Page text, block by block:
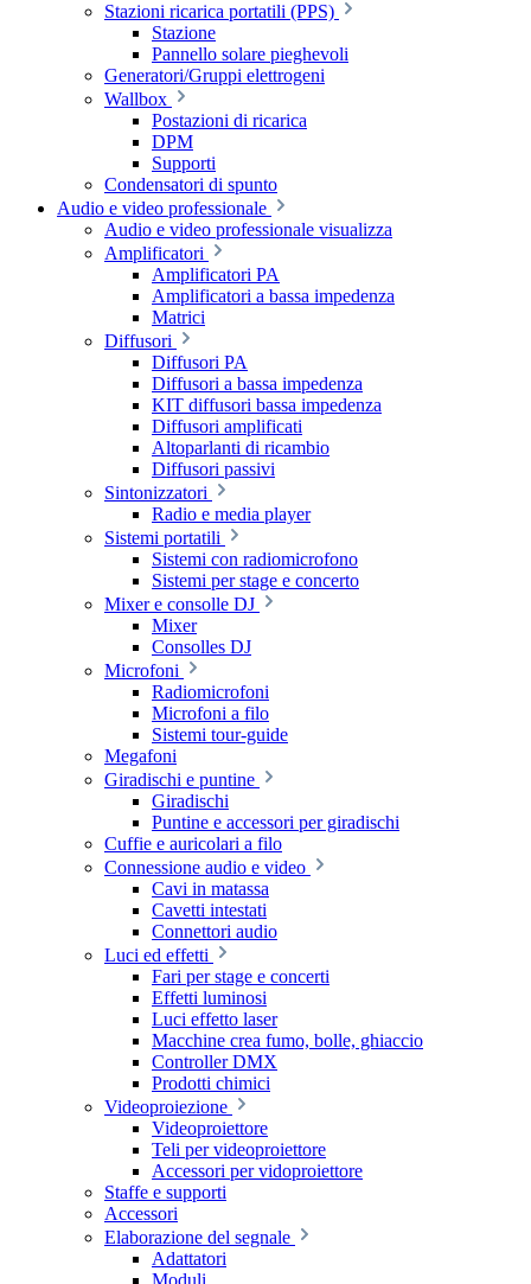
Stazioni ricarica portatili (PPS)
Stazione
Pannello solare pieghevoli
Generatori/Gruppi elettrogeni
Wallbox
Postazioni di ricarica
DPM
Supporti
Condensatori di spunto
Audio e video professionale
Audio e video professionale visualizza
Amplificatori
Amplificatori PA
Amplificatori a bassa impedenza
Matrici
Diffusori
Diffusori PA
Diffusori a bassa impedenza
KIT diffusori bassa impedenza
Diffusori amplificati
Altoparlanti di ricambio
Diffusori passivi
Sintonizzatori
Radio e media player
Sistemi portatili
Sistemi con radiomicrofono
Sistemi per stage e concerto
Mixer e consolle DJ
Mixer
Consolles DJ
Microfoni
Radiomicrofoni
Microfoni a filo
Sistemi tour-guide
Megafoni
Giradischi e puntine
Giradischi
Puntine e accessori per giradischi
Cuffie e auricolari a filo
Connessione audio e video
Cavi in matassa
Cavetti intestati
Connettori audio
Luci ed effetti
Fari per stage e concerti
Effetti luminosi
Luci effetto laser
Macchine crea fumo, bolle, ghiaccio
Controller DMX
Prodotti chimici
Videoproiezione
Videoproiettore
Teli per videoproiettore
Accessori per vidoproiettore
Staffe e supporti
Accessori
Elaborazione del segnale
Adattatori
Moduli